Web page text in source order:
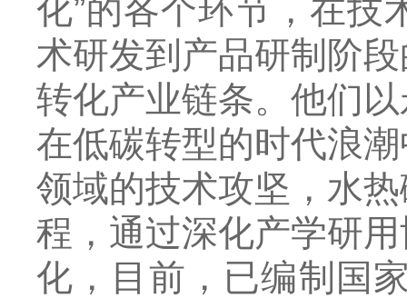
化”的各个环节，在技
术研发到产品研制阶
转化产业链条。他们
在低碳转型的时代浪
领域的技术攻坚，水
程，通过深化产学研
化，目前，已编制国